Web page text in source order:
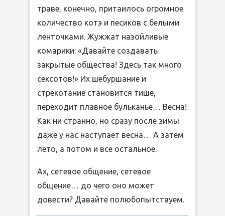
траве, конечно, притаилось огромное
количество котэ и песиков с белыми
ленточками. Жужжат назойливые
комарики: «Давайте создавать
закрытые общества! Здесь так много
сексотов!» Их шебуршание и
стрекотание становится тише,
переходит плавное бульканье… Весна!
Как ни странно, но сразу после зимы
даже у нас наступает весна… А затем
лето, а потом и все остальное.
Ах, сетевое общение, сетевое
общение… до чего оно может
довести? Давайте полюбопытствуем.